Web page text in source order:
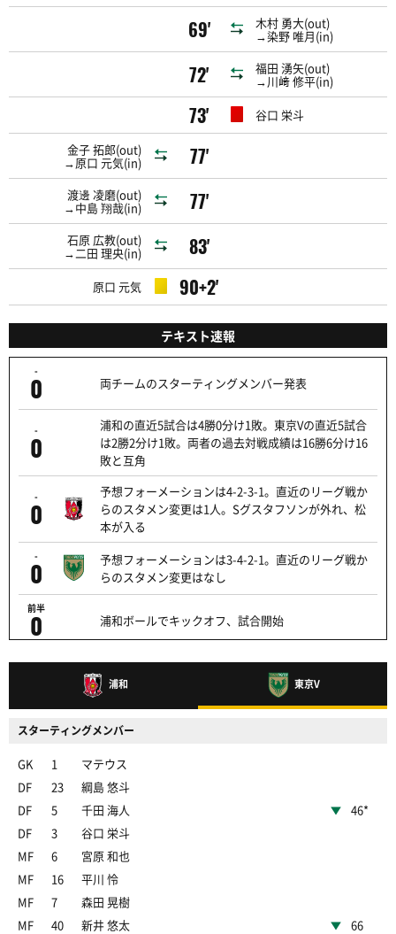
69'
木村 勇大(out)
→染野 唯月(in)
72' 福田 湧矢(out)
→川﨑 修平(in)
73' 谷口 栄斗
金子 拓郎(out)
→原口 元気(in) 77'
渡邊 凌磨(out)
→中島 翔哉(in) 77'
石原 広教(out)
→二田 理央(in) 83'
原口 元気 90+2'
テキスト速報
-
0 両チームのスターティングメンバー発表
-
0
浦和の直近5試合は4勝0分け1敗。東京Vの直近5試合
は2勝2分け1敗。両者の過去対戦成績は16勝6分け16
敗と互角
-
0
予想フォーメーションは4-2-3-1。直近のリーグ戦か
らのスタメン変更は1人。Sグスタフソンが外れ、松
本が入る
-
0
予想フォーメーションは3-4-2-1。直近のリーグ戦か
らのスタメン変更はなし
前半
0 浦和ボールでキックオフ、試合開始
GOAL!!
左サイドからドリブルで進入した松尾がペナルティ
エリア左から右足でゴール右下に決める
前半
6
今季のリーグ戦、先制に成功した試合は7試合。6勝1
前半
10
10分が経過するも、まだシュートに至るシーンを作
り出せない
前半
10
ペナルティエリア手前で松尾がドリブルを試みる
も、相手の対応に遭う
前半
12
右サイドから福田がクロスを入れる。これに反応し
た平川がペナルティエリア中央からヘディングで枠
内にシュートを放つも、Mホイブラーテンにブロッ
浦和 東京V
スターティングメンバー
GK 1
マテウス
DF
23
綱島 悠斗
DF
5 千田 海人
46*
DF
3
谷口 栄斗
MF
6
宮原 和也
MF
16
平川 怜
MF
7
森田 晃樹
MF
40 新井 悠太 66